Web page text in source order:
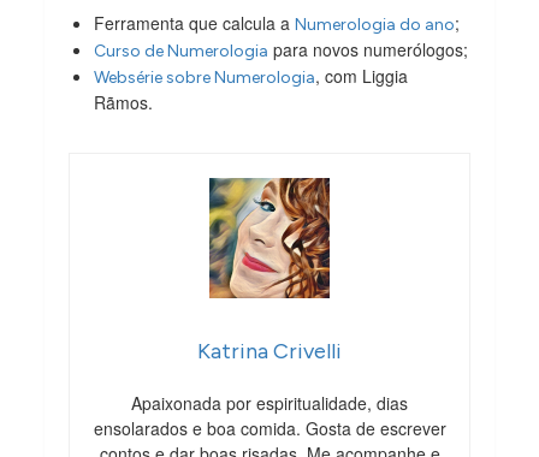
Ferramenta que calcula aNumerologia do ano;
Curso de Numerologia para novos numerólogos;
Websérie sobre Numerologia, com Liggia
Rãmos.
Katrina Crivelli
Apaixonada por espiritualidade, dias
ensolarados e boa comida. Gosta de escrever